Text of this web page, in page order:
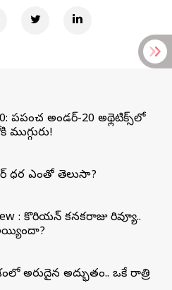
ప్రపంచ అండర్-20 అథ్లెటిక్స్‌లో
ధర ఎంతో తెలుసా?
: కొరియన్ కనకరాజు రివ్యూ..
అరుదైన అద్భుతం.. ఒకే రాత్రి